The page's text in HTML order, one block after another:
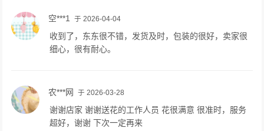
空***1 于 2026-04-04
收到了，东东很不错，发货及时，包装的很好，卖家很
细心，很有耐心。
农***网 于 2026-03-28
谢谢店家 谢谢送花的工作人员 花很满意 很准时，服务
超好，谢谢 下次一定再来